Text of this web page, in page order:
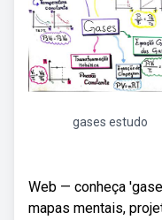
gases estudo
Web — conheça
mapas mentais,